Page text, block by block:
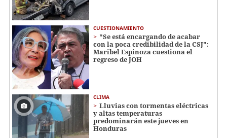
CUESTIONAMIENTO
"Se está encargando de acabar
con la poca credibilidad de la CSJ":
Maribel Espinoza cuestiona el
regreso de JOH
CLIMA
Lluvias con tormentas eléctricas
y altas temperaturas
predominarán este jueves en
Honduras